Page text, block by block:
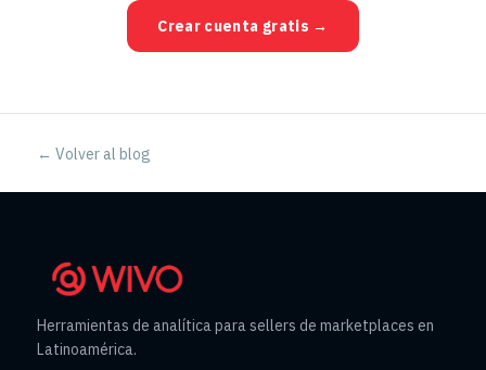
Crear cuenta gratis →
← Volver al blog
Herramientas de analítica para sellers de marketplaces en
Latinoamérica.